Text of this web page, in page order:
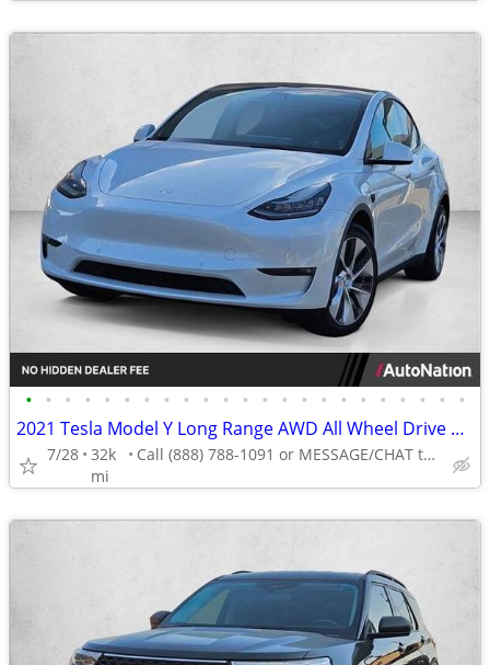
• • • • • • • • • • • • • • • • • • • • • • •
2021 Tesla Model Y Long Range AWD All Wheel Drive SUV Electric AUTONATION
7/28 32k
mi
Call (888) 788-1091 or MESSAGE/CHAT to confirm availability